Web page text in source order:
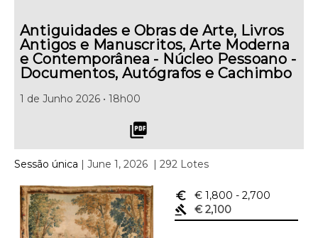
Antiguidades e Obras de Arte, Livros
Antigos e Manuscritos, Arte Moderna
e Contemporânea - Núcleo Pessoano -
Documentos, Autógrafos e Cachimbo
1 de Junho 2026 • 18h00
picture_as_pdf
Sessão única | June 1, 2026 | 292 Lotes
euro_symbol € 1,800 - 2,700
gavel
€ 2,100